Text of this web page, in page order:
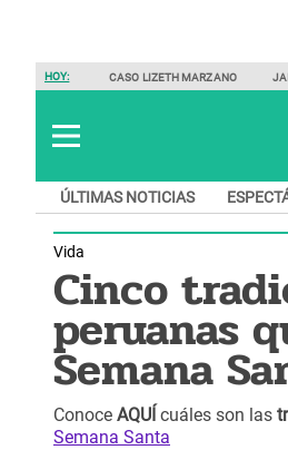
HOY: CASO LIZETH MARZANO
ÚLTIMAS NOTICIAS
Vida
Cinco
peruanas
Semana
Conoce AQUÍ cuáles son las
Semana Santa